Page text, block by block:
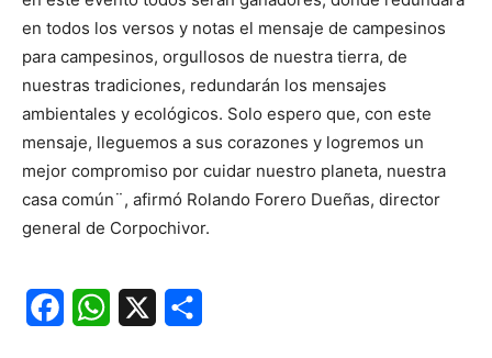
en todos los versos y notas el mensaje de campesinos
para campesinos, orgullosos de nuestra tierra, de
nuestras tradiciones, redundarán los mensajes
ambientales y ecológicos. Solo espero que, con este
mensaje, lleguemos a sus corazones y logremos un
mejor compromiso por cuidar nuestro planeta, nuestra
casa común¨, afirmó Rolando Forero Dueñas, director
general de Corpochivor.
FacebookWhatsApp